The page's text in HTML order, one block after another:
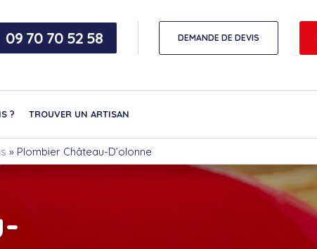
09 70 70 52 58 DEMANDE DE DEVIS
? TROUVER UN ARTISAN
» Plombier Château-D’olonne